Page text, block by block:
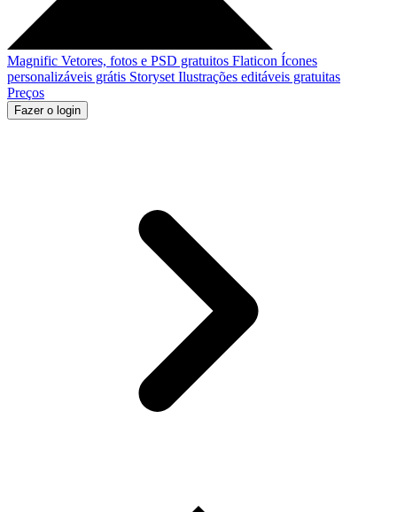
Magnific Vetores, fotos e PSD gratuitos Flaticon Ícones
personalizáveis grátis Storyset Ilustrações editáveis gratuitas
Preços
Fazer o login